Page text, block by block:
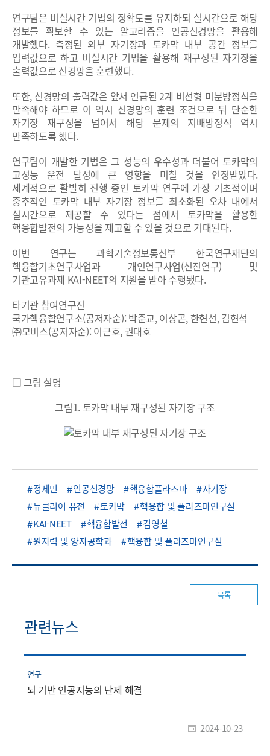
연구팀은 비실시간 기법의 정확도를 유지하되 실시간으로 해당
정보를 확보할 수 있는 알고리즘을 인공신경망을 활용해
개발했다. 측정된 외부 자기장과 토카막 내부 공간 정보를
입력값으로 하고 비실시간 기법을 활용해 재구성된 자기장을
출력값으로 신경망을 훈련했다.
또한, 신경망의 출력값은 앞서 언급된 2계 비선형 미분방정식을
만족해야 하므로 이 역시 신경망의 훈련 조건으로 둬 단순한
자기장 재구성을 넘어서 해당 문제의 지배방정식 역시
만족하도록 했다.
연구팀이 개발한 기법은 그 성능의 우수성과 더불어 토카막의
고성능 운전 달성에 큰 영향을 미칠 것을 인정받았다.
세계적으로 활발히 진행 중인 토카막 연구에 가장 기초적이며
중추적인 토카막 내부 자기장 정보를 최소화된 오차 내에서
실시간으로 제공할 수 있다는 점에서 토카막을 활용한
핵융합발전의 가능성을 제고할 수 있을 것으로 기대된다.
이번 연구는 과학기술정보통신부 한국연구재단의
핵융합기초연구사업과 개인연구사업(신진연구) 및
기관고유과제 KAI-NEET의 지원을 받아 수행됐다.
타기관 참여연구진
국가핵융합연구소(공저자순): 박준교, 이상곤, 한현선, 김현석
㈜모비스(공저자순): 이근호, 권대호
□ 그림 설명
그림1. 토카막 내부 재구성된 자기장 구조
정세민 인공신경망 핵융합플라즈마
자기장
뉴클리어 퓨전
토카막
핵융합 및 플라즈마연구실
KAI-NEET
핵융합발전
김영철
원자력 및 양자공학과
핵융합 및 플라즈마연구실
목록
관련뉴스
연구
뇌 기반 인공지능의 난제 해결
2024-10-23